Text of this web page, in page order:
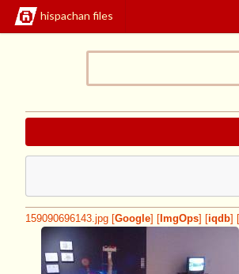
hispachan files
159090696143.jpg Google ImgOps iqdb